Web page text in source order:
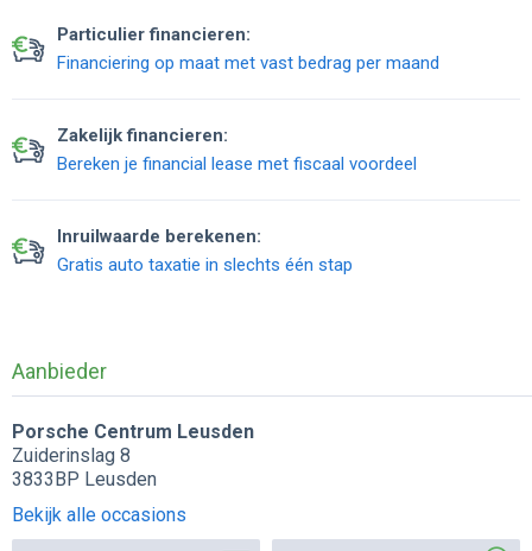
Particulier financieren:
Financiering op maat met vast bedrag per maand
Zakelijk financieren:
Bereken je financial lease met fiscaal voordeel
Inruilwaarde berekenen:
Gratis auto taxatie in slechts één stap
Aanbieder
Porsche Centrum Leusden
Zuiderinslag 8
3833BP Leusden
Bekijk alle occasions